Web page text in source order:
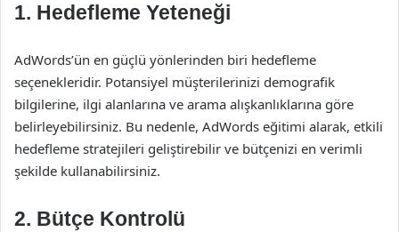
1. Hedefleme Yeteneği
AdWords’ün en güçlü yönlerinden biri hedefleme
seçenekleridir. Potansiyel müşterilerinizi demografik
bilgilerine, ilgi alanlarına ve arama alışkanlıklarına göre
belirleyebilirsiniz. Bu nedenle, AdWords eğitimi alarak, etkili
hedefleme stratejileri geliştirebilir ve bütçenizi en verimli
şekilde kullanabilirsiniz.
2. Bütçe Kontrolü